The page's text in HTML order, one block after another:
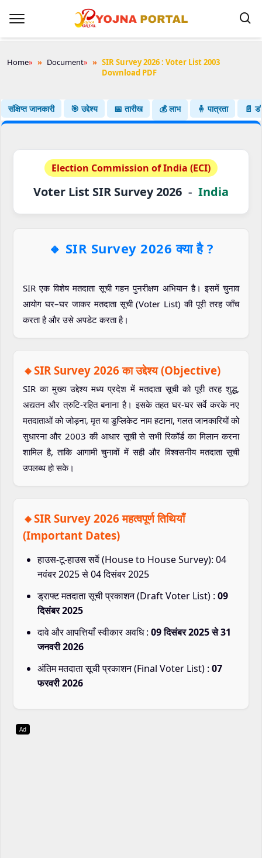
Home» Document»
SIR Survey 2026 : Voter List 2003
Download PDF
संक्षिप्त जानकारी 🎯 उद्देश्य 📅 तारीख 💰 लाभ 🧍 पात्रता 📄
Election Commission of India (ECI)
Voter List SIR Survey 2026 - India
🔸 SIR Survey 2026 क्या है ?
SIR एक विशेष मतदाता सूची गहन पुनरीक्षण अभियान है। इसमें चुनाव
आयोग घर–घर जाकर मतदाता सूची (Voter List) की पूरी तरह जाँच
करता है और उसे अपडेट करता है।
🔸SIR Survey 2026 का उद्देश्य (Objective)
SIR का मुख्य उद्देश्य मध्य प्रदेश में मतदाता सूची को पूरी तरह शुद्ध,
अद्यतन और त्रुटि-रहित बनाना है। इसके तहत घर-घर सर्वे करके नए
मतदाताओं को जोड़ना, मृत या डुप्लिकेट नाम हटाना, गलत जानकारियों को
सुधारना और 2003 की आधार सूची से सभी रिकॉर्ड का मिलान करना
शामिल है, ताकि आगामी चुनावों में सही और विश्वसनीय मतदाता सूची
उपलब्ध हो सके।
🔸SIR Survey 2026 महत्वपूर्ण तिथियाँ
(Important Dates)
हाउस-टू-हाउस सर्वे (House to House Survey): 04
नवंबर 2025 से 04 दिसंबर 2025
ड्राफ्ट मतदाता सूची प्रकाशन (Draft Voter List) : 09
दिसंबर 2025
दावे और आपत्तियाँ स्वीकार अवधि : 09 दिसंबर 2025 से 31
जनवरी 2026
अंतिम मतदाता सूची प्रकाशन (Final Voter List) : 07
फरवरी 2026
Ad